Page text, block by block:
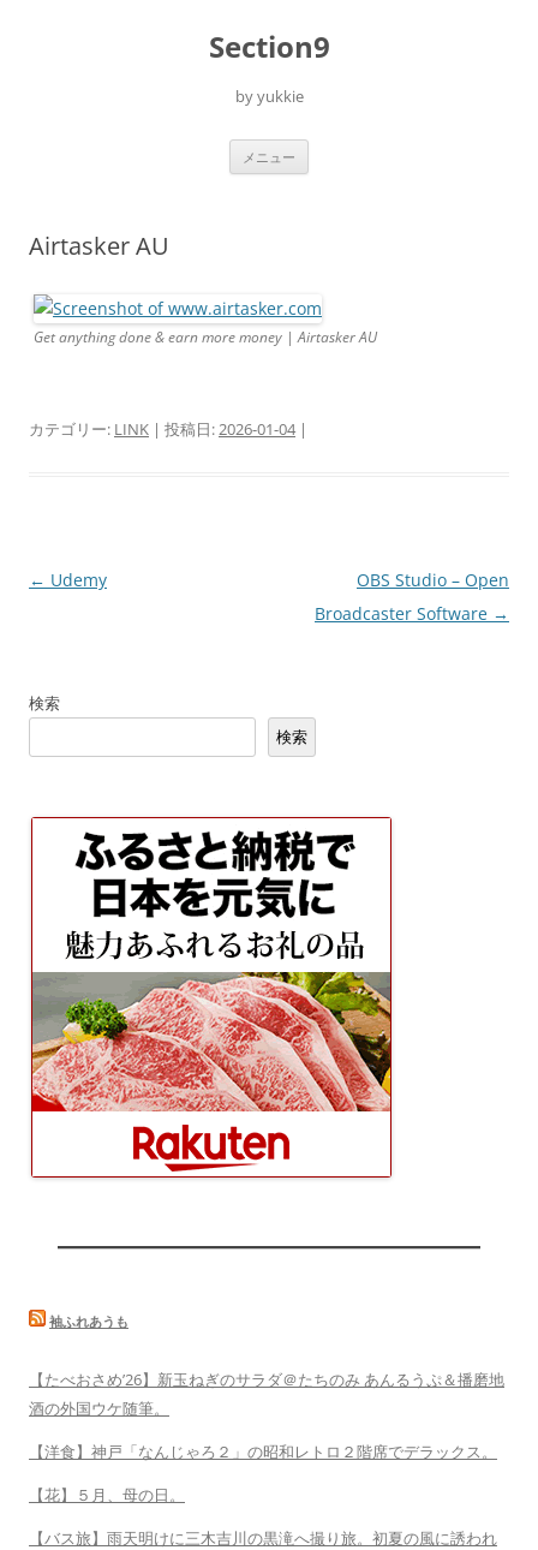
Section9
by yukkie
メニュー
Airtasker AU
Get anything done & earn more money | Airtasker AU
カテゴリー: LINK | 投稿日:2026-01-04|
投
ゲ
ョ
← Udemy
OBS Studio – Open
Broadcaster Software →
検索
検索
袖ふれあうも
【たべおさめ’26】新玉ねぎのサラダ＠たちのみ あんるうぷ＆播磨地
酒の外国ウケ随筆。
【洋食】神戸「なんじゃろ２」の昭和レトロ２階席でデラックス。
【花】５月、母の日。
【バス旅】雨天明けに三木吉川の黒滝へ撮り旅。初夏の風に誘われ